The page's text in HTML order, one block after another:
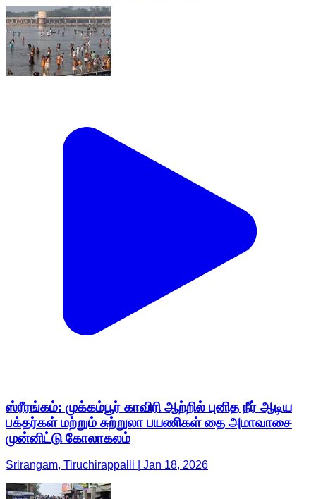
ஸ்ரீரங்கம்: முக்கம்பூர் காவிரி ஆற்றில் புனித நீர் ஆடிய
பக்தர்கள் மற்றும் சுற்றுலா பயணிகள் தை அமாவாசை
முன்னிட்டு கோலாகலம்
Srirangam, Tiruchirappalli | Jan 18, 2026